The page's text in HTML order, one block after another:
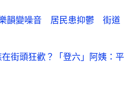
樂韻變噪音 居民患抑鬱 街道
在街頭狂歡？「登六」阿姨：平